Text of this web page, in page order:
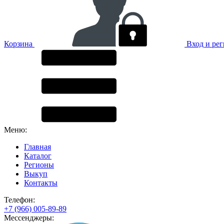
Корзина Вход и
Меню:
Главная
Каталог
Регионы
Выкуп
Контакты
Телефон:
+7 (966) 005-89-89
Мессенджеры: